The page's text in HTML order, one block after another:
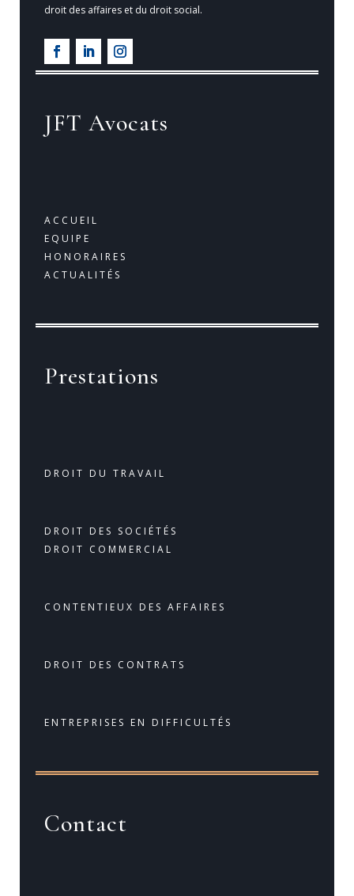
droit des affaires et du droit social.
JFT Avocats
ACCUEIL
EQUIPE
HONORAIRES
ACTUALITÉS
Prestations
DROIT DU TRAVAIL
DROIT DES SOCIÉTÉS
DROIT COMMERCIAL
CONTENTIEUX DES AFFAIRES
DROIT DES CONTRATS
ENTREPRISES EN DIFFICULTÉS
Contact